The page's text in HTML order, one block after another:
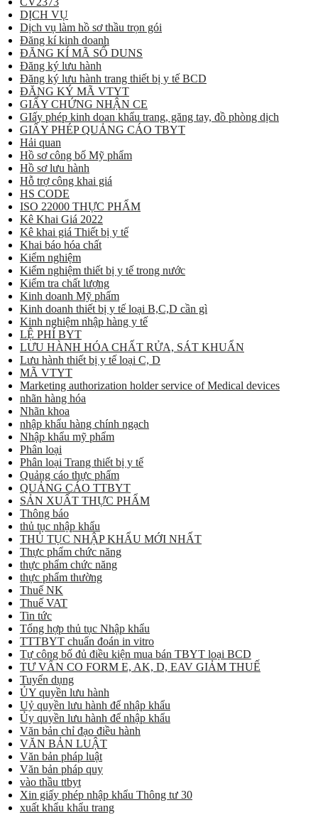
DỊCH VỤ
Dịch vụ làm hồ sơ thầu trọn gói
Đăng kí kinh doanh
ĐĂNG KÍ MÃ SỐ DUNS
Đăng ký lưu hành
Đăng ký lưu hành trang thiết bị y tế BCD
ĐĂNG KÝ MÃ VTYT
GIẤY CHỨNG NHẬN CE
GIấy phép kinh doan khẩu trang, găng tay, đồ phòng dịch
GIẤY PHÉP QUẢNG CÁO TBYT
Hải quan
Hồ sơ công bố Mỹ phẩm
Hồ sơ lưu hành
Hỗ trợ công khai giá
HS CODE
ISO 22000 THỰC PHẨM
Kê Khai Giá 2022
Kê khai giá Thiết bị y tế
Khai báo hóa chất
Kiểm nghiệm
Kiểm nghiệm thiết bị y tế trong nước
Kiểm tra chất lượng
Kinh doanh Mỹ phẩm
Kinh doanh thiết bị y tế loại B,C,D cần gì
Kinh nghiệm nhập hàng y tế
LỆ PHÍ BYT
LƯU HÀNH HÓA CHẤT RỬA, SÁT KHUẨN
Lưu hành thiết bị y tế loại C, D
MÃ VTYT
Marketing authorization holder service of Medical devices
nhãn hàng hóa
Nhãn khoa
nhập khẩu hàng chính ngạch
Nhập khẩu mỹ phẩm
Phân loại
Phân loại Trang thiết bị y tế
Quảng cáo thực phẩm
QUẢNG CÁO TTBYT
SẢN XUẤT THỰC PHẨM
Thông báo
thủ tục nhập khẩu
THỦ TỤC NHẬP KHẨU MỚI NHẤT
Thực phẩm chức năng
thực phẩm chức năng
thực phẩm thường
Thuế NK
Thuế VAT
Tin tức
Tổng hợp thủ tục Nhập khẩu
TTTBYT chuẩn đoán in vitro
Tự công bố đủ điều kiện mua bán TBYT loại BCD
TƯ VẤN CO FORM E, AK, D, EAV GIẢM THUẾ
Tuyển dụng
ỦY quyền lưu hành
Uỷ quyền lưu hành để nhập khẩu
Ủy quyền lưu hành để nhập khẩu
Văn bản chỉ đạo điều hành
VĂN BẢN LUẬT
Văn bản pháp luật
Văn bản pháp quy
vào thầu ttbyt
Xin giấy phép nhập khẩu Thông tư 30
xuất khẩu khẩu trang